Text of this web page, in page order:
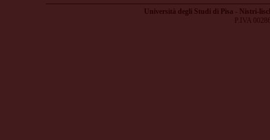
Università degli Studi di Pisa - Nistri-
P.IVA